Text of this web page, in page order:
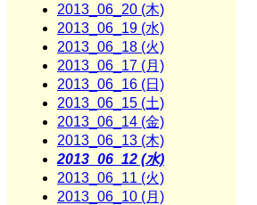
2013_06_20 (木)
2013_06_19 (水)
2013_06_18 (火)
2013_06_17 (月)
2013_06_16 (日)
2013_06_15 (土)
2013_06_14 (金)
2013_06_13 (木)
2013_06_12 (水)
2013_06_11 (火)
2013_06_10 (月)